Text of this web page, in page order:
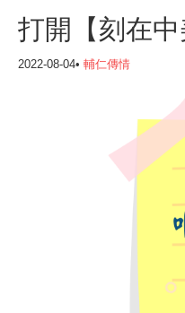
打開【刻在
2022-08-04• 輔仁傳情